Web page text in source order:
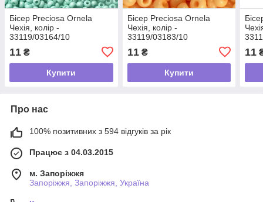
Бісер Preciosa Ornela
Чехія, колір -
33119/03164/10
11 ₴
Купити
Бісер Preciosa Ornela
Чехія, колір -
33119/03183/10
11₴
Купити
11
Про нас
100% позитивних з 594 відгуків за рік
Працює з 04.03.2015
м. Запоріжжя
Запоріжжя, Запоріжжя, Україна